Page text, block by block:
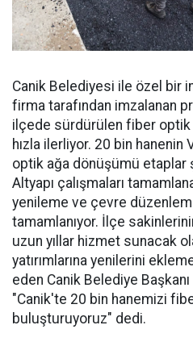
Canik Belediyesi ile özel bir
firma tarafından imzalanan
ilçede sürdürülen fiber optik
hızla ilerliyor. 20 bin hanenin
optik ağa dönüşümü etaplar
Altyapı çalışmaları
yenileme ve çevre
tamamlanıyor. İlçe
uzun yıllar hizmet sunacak
yatırımlarına yenilerini
eden Canik Belediye Başkanı
"Canik'te 20 bin hanemizi
buluşturuyoruz" dedi.